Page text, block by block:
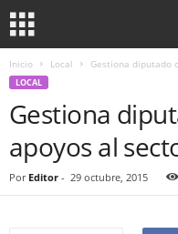
Inicio Local Gestiona diputado
LOCAL
Gestiona
apoyos al
Por Editor - 29 octubre, 2015